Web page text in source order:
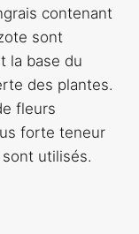
contenant
sont
la base du
des plantes.
fleurs
forte teneur
utilisés.